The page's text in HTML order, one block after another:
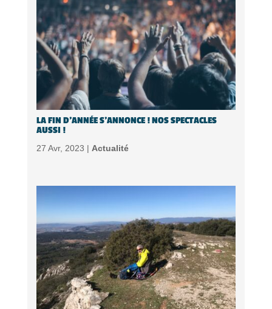
LA FIN D’ANNÉE S’ANNONCE ! NOS SPECTACLES
AUSSI !
27 Avr, 2023 | Actualité